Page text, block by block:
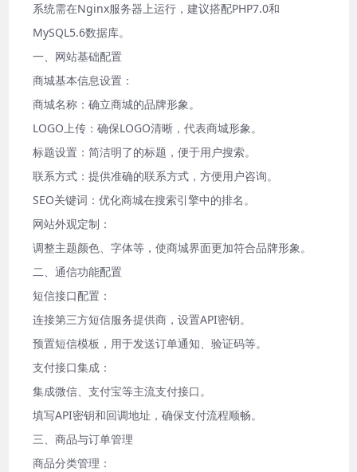
系统需在Nginx服务器上运行，建议搭配PHP7.0和
MySQL5.6数据库。
一、网站基础配置
商城基本信息设置：
商城名称：确立商城的品牌形象。
LOGO上传：确保LOGO清晰，代表商城形象。
标题设置：简洁明了的标题，便于用户搜索。
联系方式：提供准确的联系方式，方便用户咨询。
SEO关键词：优化商城在搜索引擎中的排名。
网站外观定制：
调整主题颜色、字体等，使商城界面更加符合品牌形象。
二、通信功能配置
短信接口配置：
连接第三方短信服务提供商，设置API密钥。
预置短信模板，用于发送订单通知、验证码等。
支付接口集成：
集成微信、支付宝等主流支付接口。
填写API密钥和回调地址，确保支付流程顺畅。
三、商品与订单管理
商品分类管理：